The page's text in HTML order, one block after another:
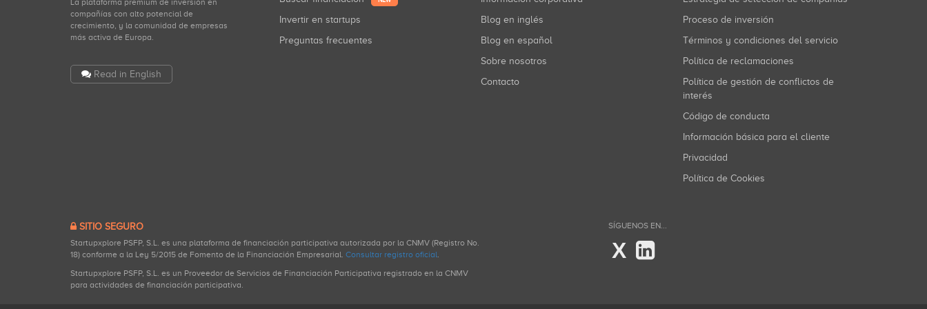
La plataforma premium de inversión en
compañías con alto potencial de
crecimiento, y la comunidad de empresas
más activa de Europa.
Read in English
Invertir en startups
Preguntas frecuentes
Blog en inglés
Blog en español
Sobre nosotros
Contacto
Proceso de inversión
Términos y condiciones del servicio
Política de reclamaciones
Política de gestión de conflictos de
interés
Código de conducta
Información básica para el cliente
Privacidad
Política de Cookies
SITIO SEGURO
Startupxplore PSFP, S.L. es una plataforma de financiación participativa autorizada por la CNMV (Registro No.
18) conforme a la Ley 5/2015 de Fomento de la Financiación Empresarial. Consultar registro oficial.
Startupxplore PSFP, S.L. es un Proveedor de Servicios de Financiación Participativa registrado en la CNMV
para actividades de financiación participativa.
SÍGUENOS EN...
X